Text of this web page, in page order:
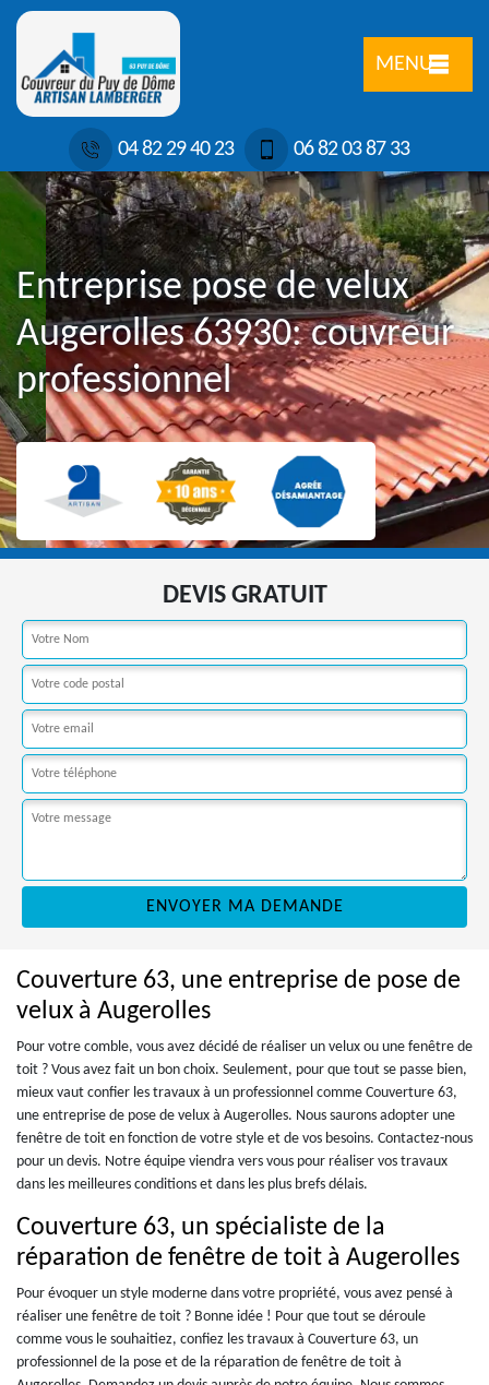
MENU
04 82 29 40 23 06 82 03 87 33
Entreprise pose de velux
Augerolles 63930: couvreur
professionnel
DEVIS GRATUIT
Couverture 63, une entreprise de pose de
velux à Augerolles
Pour votre comble, vous avez décidé de réaliser un velux ou une fenêtre de
toit ? Vous avez fait un bon choix. Seulement, pour que tout se passe bien,
mieux vaut confier les travaux à un professionnel comme Couverture 63,
une entreprise de pose de velux à Augerolles. Nous saurons adopter une
fenêtre de toit en fonction de votre style et de vos besoins. Contactez-nous
pour un devis. Notre équipe viendra vers vous pour réaliser vos travaux
dans les meilleures conditions et dans les plus brefs délais.
Couverture 63, un spécialiste de la
réparation de fenêtre de toit à Augerolles
Pour évoquer un style moderne dans votre propriété, vous avez pensé à
réaliser une fenêtre de toit ? Bonne idée ! Pour que tout se déroule
comme vous le souhaitiez, confiez les travaux à Couverture 63, un
professionnel de la pose et de la réparation de fenêtre de toit à